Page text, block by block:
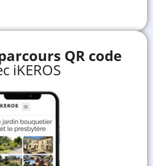
QR code
iKEROS